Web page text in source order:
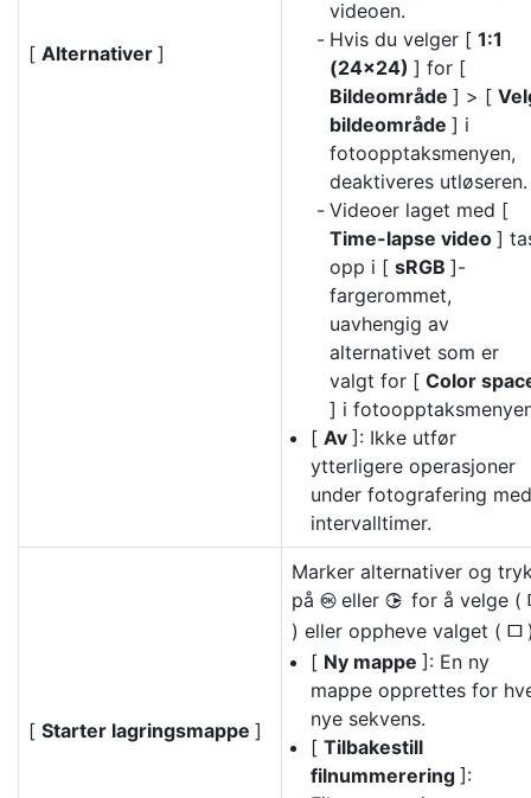
[ Alternativer ]
videoen.
Hvis du velger [ 1:1
(24×24) ] for [
Bildeområde ] > [
bildeområde ] i
fotoopptaksmenyen,
deaktiveres utløseren.
Videoer laget med [
Time-lapse video ]
opp i [ sRGB ]-
fargerommet,
uavhengig av
alternativet som er
valgt for [ Color
] i
[ Av ]: Ikke utfør
ytterligere operasjoner
under fotografering med
intervalltimer.
[ Starter lagringsmappe ]
Marker alternativer og
på J eller 2 for å velge (
) eller oppheve valget ( U
[ Ny mappe ]: En ny
mappe opprettes for
nye sekvens.
[ Tilbakestill
filnummerering ]: